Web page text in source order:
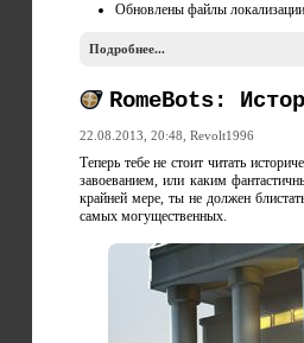
Обновлены файлы
Подробнее...
RomeBots:
22.08.2013, 20:48, Revolt1996
Теперь тебе не стоит читать
завоеванием, или каким
крайней мере, ты не должен
самых могущественных.